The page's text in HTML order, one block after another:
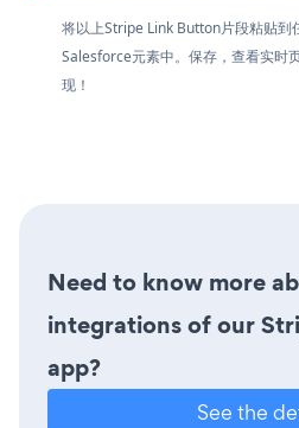
将以上Stripe Link Button片段粘贴到
Salesforce元素中。保存，查看实时
现！
Need to know more
integrations of our
app?
See the